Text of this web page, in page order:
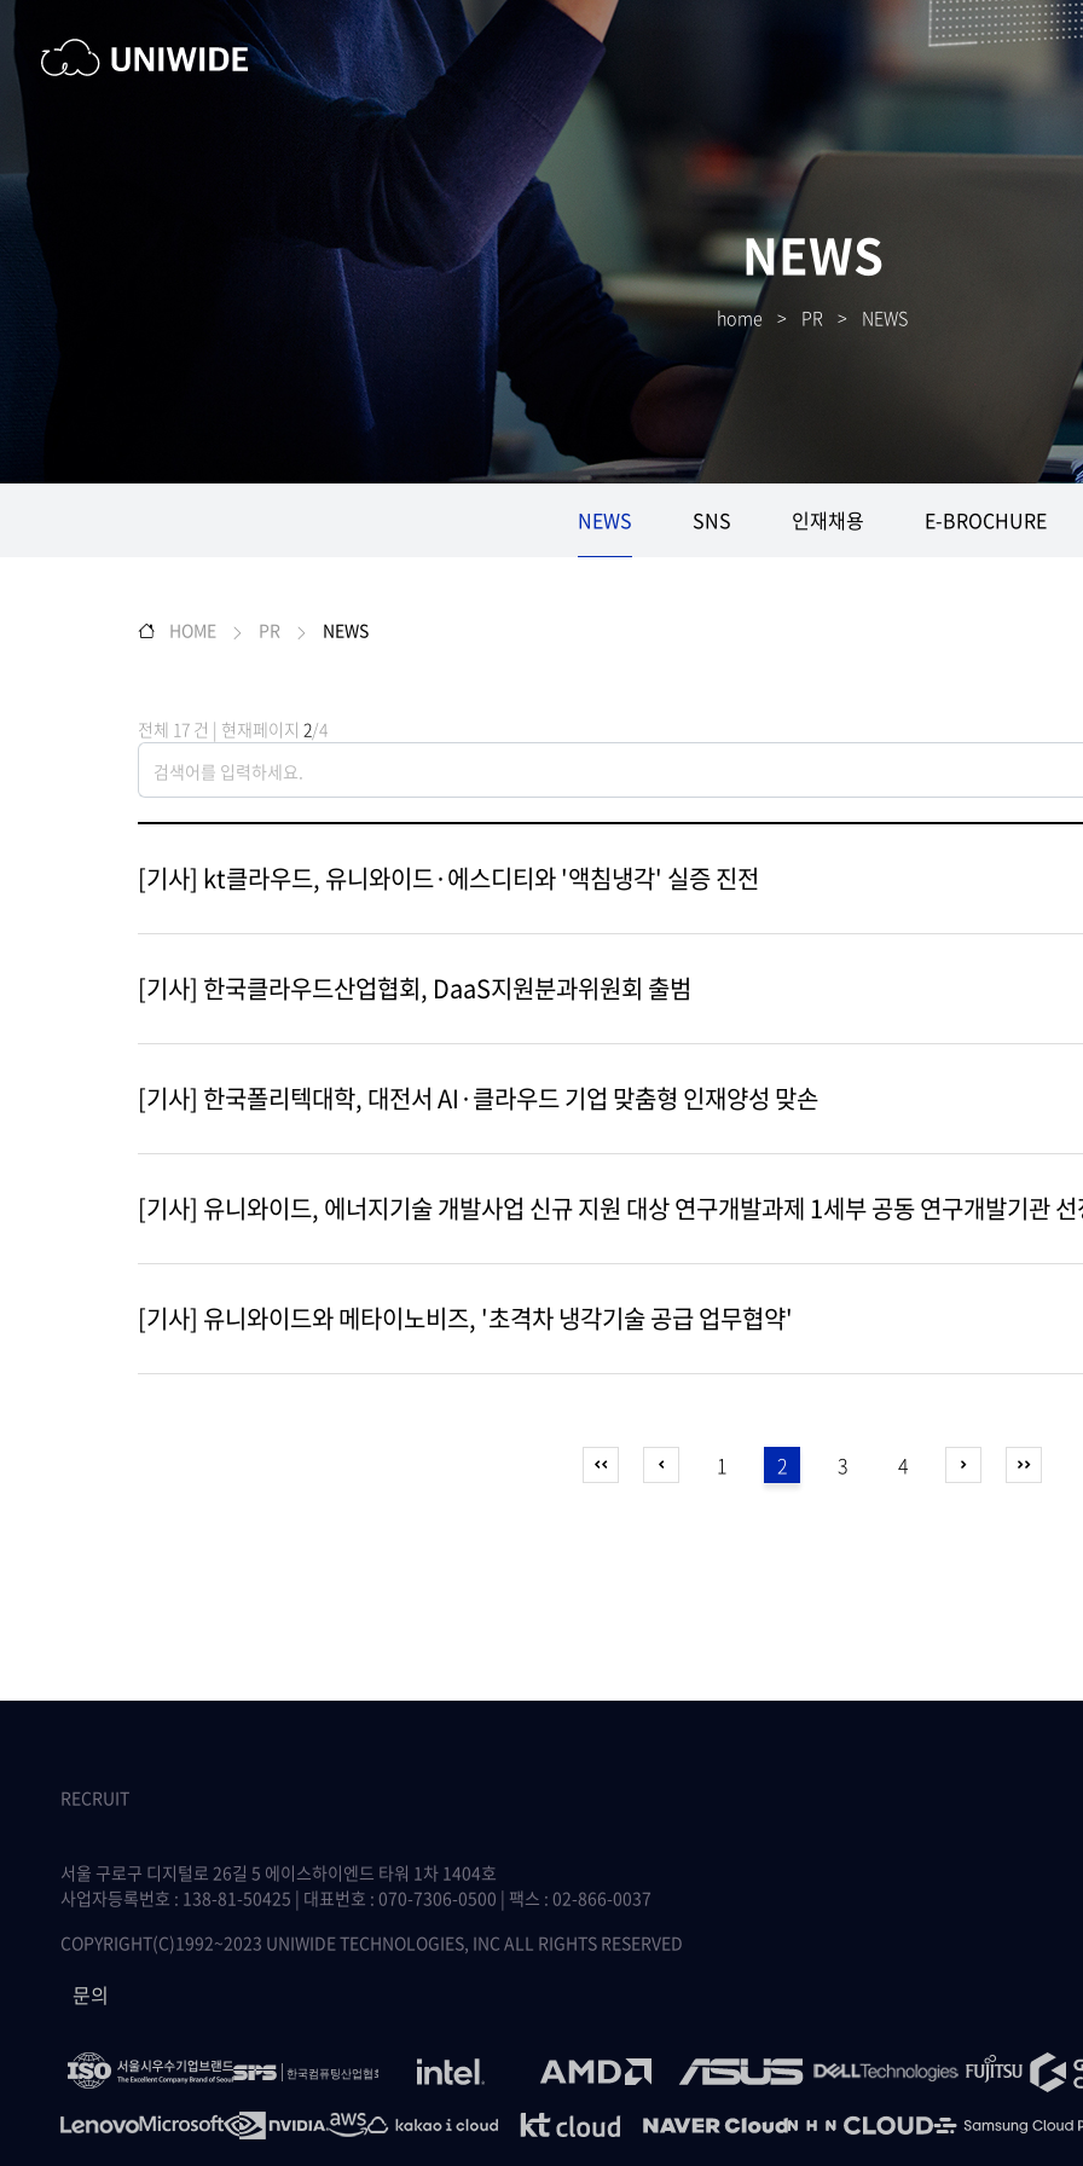
NEWS
home > PR > NEWS
NEWS SNS 인재채용 E-BROCHURE
HOME PR NEWS
전체 17 건 | 현재페이지 2/4
[기사] kt클라우드, 유니와이드·에스디티와 '액침냉각' 실증 진전
[기사] 한국클라우드산업협회, DaaS지원분과위원회 출범
[기사] 한국폴리텍대학, 대전서 AI·클라우드 기업 맞춤형 인재양성 맞손
[기사] 유니와이드, 에너지기술 개발사업 신규 지원 대상 연구개발과제 1세부 공동 연구개발기관 선
[기사] 유니와이드와 메타이노비즈, '초격차 냉각기술 공급 업무협약'
1 2 3 4
RECRUIT
서울 구로구 디지털로 26길 5 에이스하이엔드 타워 1차 1404호
사업자등록번호 : 138-81-50425 | 대표번호 : 070-7306-0500 | 팩스 : 02-866-0037
COPYRIGHT(C)1992~2023 UNIWIDE TECHNOLOGIES, INC ALL RIGHTS RESERVED
문의